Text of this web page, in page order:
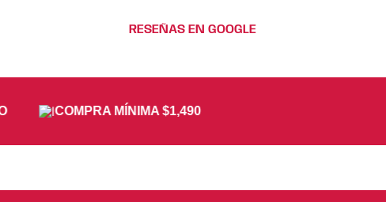
RESEÑAS EN GOOGLE
COMPRA MÍNIMA $1,490